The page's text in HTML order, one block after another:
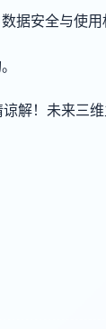
据安全与使用
解！未来三